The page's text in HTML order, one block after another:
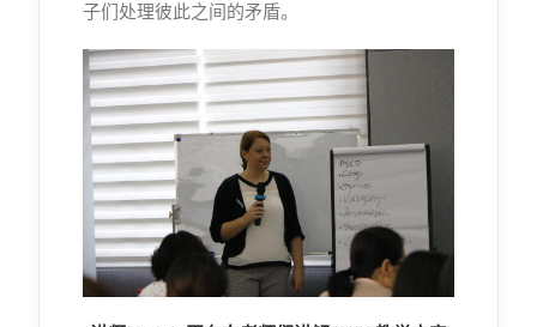
子们处理彼此之间的矛盾。